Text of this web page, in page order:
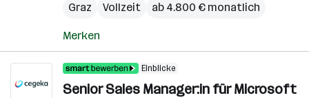
Graz
Vollzeit ab 4.800 € monatlich
Merken
Einblicke
Senior Sales Manager:in für Microsoft